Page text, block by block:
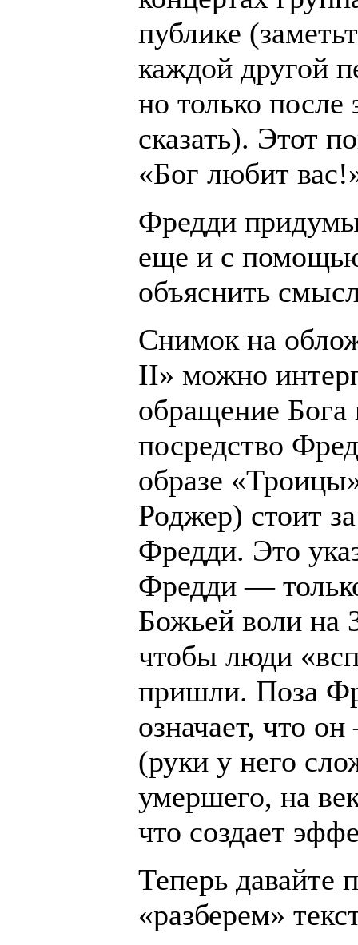
публике
каждой другой
но только после
сказать). Этот
«Бог любит
Фредди
еще и с
объяснить
Снимок на
II» можно
обращение Бога
посредство
образе
Роджер) стоит
Фредди. Это
Фредди —
Божьей воли на
чтобы люди
пришли. Поза
означает, что
(руки у него
умершего, на
что создает
Теперь давайте
«разберем»